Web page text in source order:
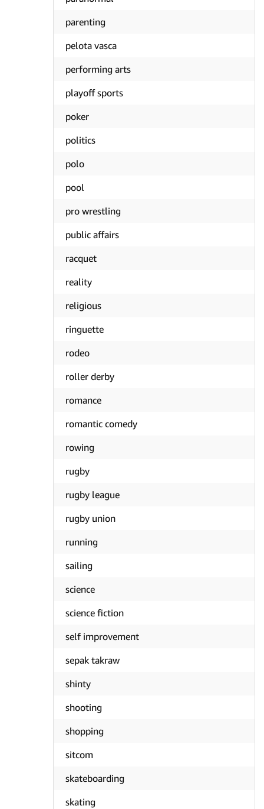
parenting
pelota vasca
performing arts
playoff sports
poker
politics
polo
pool
pro wrestling
public affairs
racquet
reality
religious
ringuette
rodeo
roller derby
romance
romantic comedy
rowing
rugby
rugby league
rugby union
running
sailing
science
science fiction
self improvement
sepak takraw
shinty
shooting
shopping
sitcom
skateboarding
skating